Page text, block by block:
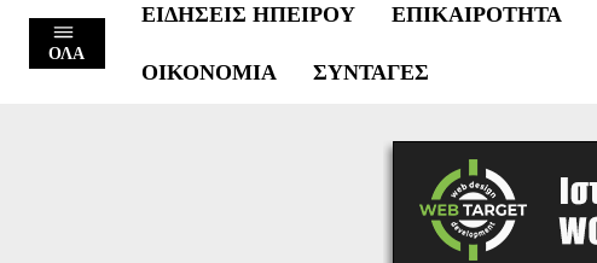
ΟΛΑ
ΕΙΔΉΣΕΙΣ ΗΠΕΊΡΟΥ ΕΠΙΚΑΙΡΌΤΗΤΑ
ΟΙΚΟΝΟΜΊΑ ΣΥΝΤΑΓΈΣ